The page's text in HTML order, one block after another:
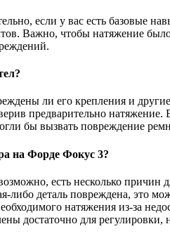
если у вас есть базовые
Важно, чтобы натяжение
ли его крепления и
предварительно
бы вызвать повреждение
на Форде Фокус 3?
есть несколько
деталь повреждена, это
натяжения из-за
достаточно для